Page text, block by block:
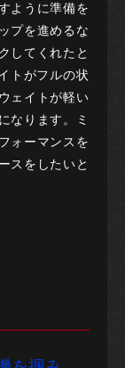
ように準備を
プを進めるな
してくれたと
トがフルの状
ェイトが軽い
なります。ミ
ォーマンスを
スをしたいと